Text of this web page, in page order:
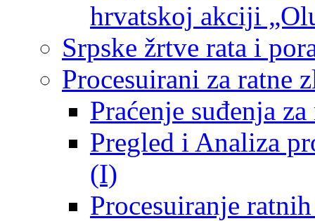
hrvatskoj akciji
Srpske žrtve rata i
Procesuirani za ratne
Praćenje suđenja
Pregled i Analiza
(I)
Procesuiranje